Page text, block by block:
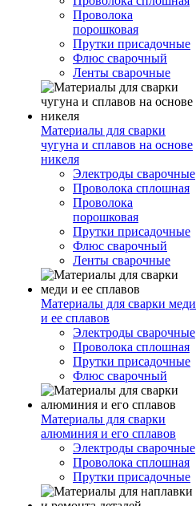
Проволока
порошковая
Прутки присадочные
Флюс сварочный
Ленты сварочные
Материалы для сварки
чугуна и сплавов на основе
никеля
Электроды сварочные
Проволока сплошная
Проволока
порошковая
Прутки присадочные
Флюс сварочный
Ленты сварочные
Материалы для сварки меди
и ее сплавов
Электроды сварочные
Проволока сплошная
Прутки присадочные
Флюс сварочный
Материалы для сварки
алюминия и его сплавов
Электроды сварочные
Проволока сплошная
Прутки присадочные